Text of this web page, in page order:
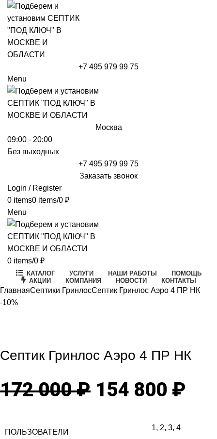
+7 495 979 99 75
Menu
Москва
09:00 - 20:00
Без выходных
+7 495 979 99 75
Заказать звонок
Login / Register
0 items0 items/0 ₽
Menu
0 items/0 ₽
КАТАЛОГ УСЛУГИ НАШИ РАБОТЫ
ПОМОЩЬ
АКЦИИ
КОМПАНИЯ НОВОСТИ КОНТАКТЫ
ГлавнаяСептики ГринлосСептик Гринлос Аэро 4 ПР НК
-10%
Септик Гринлос Аэро 4 ПР НК
172 000₽ 154 800 ₽
ПОЛЬЗОВАТЕЛИ
1, 2, 3, 4